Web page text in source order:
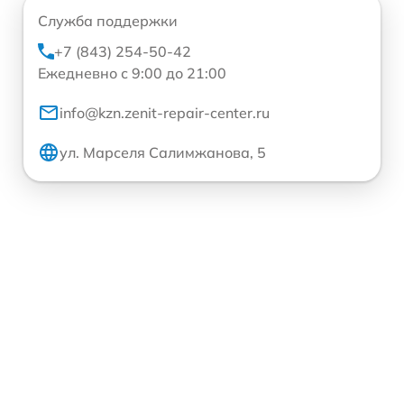
Служба поддержки
+7 (843) 254-50-42
Ежедневно с 9:00 до 21:00
info@kzn.zenit-repair-center.ru
ул. Марселя Салимжанова, 5